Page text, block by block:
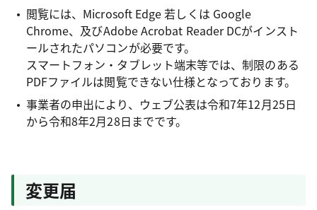
閲覧には、Microsoft Edge 若しくは Google
Chrome、及びAdobe Acrobat Reader DCがインスト
ールされたパソコンが必要です。
スマートフォン・タブレット端末等では、制限のある
PDFファイルは閲覧できない仕様となっております。
事業者の申出により、ウェブ公表は令和7年12月25日
から令和8年2月28日までです。
変更届